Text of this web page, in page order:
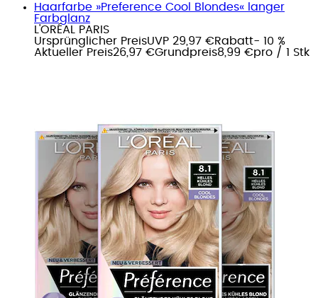
Haarfarbe »Preference Cool Blondes« langer
Farbglanz
L'ORÉAL PARIS
Ursprünglicher PreisUVP 29,97 €Rabatt- 10 %
Aktueller Preis26,97 €Grundpreis8,99 €pro / 1 Stk